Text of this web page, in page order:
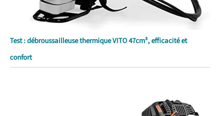
Test : débroussailleuse thermique VITO 47cm³, efficacité et
confort